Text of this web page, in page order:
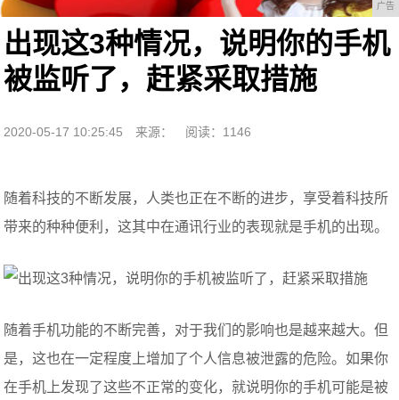
广告
出现这3种情况，说明你的手机
被监听了，赶紧采取措施
2020-05-17 10:25:45 来源： 阅读：1146
随着科技的不断发展，人类也正在不断的进步，享受着科技所
带来的种种便利，这其中在通讯行业的表现就是手机的出现。
随着手机功能的不断完善，对于我们的影响也是越来越大。但
是，这也在一定程度上增加了个人信息被泄露的危险。如果你
在手机上发现了这些不正常的变化，就说明你的手机可能是被